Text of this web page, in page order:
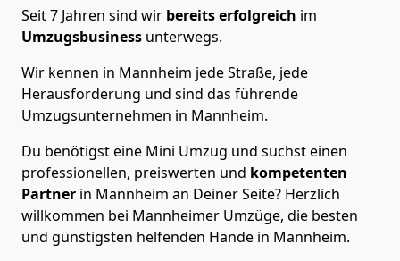
Seit 7 Jahren sind wir bereitserfolgreich im
Umzugsbusiness unterwegs.
Wir kennen in Mannheim jede Straße, jede
Herausforderung und sind das führende
Umzugsunternehmen in Mannheim.
Du benötigst eine Mini Umzug und suchst einen
professionellen, preiswerten und kompetenten
Partner in Mannheim an Deiner Seite? Herzlich
willkommen bei Mannheimer Umzüge, die besten
und günstigsten helfenden Hände in Mannheim.